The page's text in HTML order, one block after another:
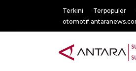
Terkini Terpopuler